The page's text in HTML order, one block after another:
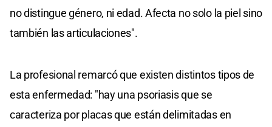
no distingue género, ni edad. Afecta no solo la piel sino
también las articulaciones".
La profesional remarcó que existen distintos tipos de
esta enfermedad: "hay una psoriasis que se
caracteriza por placas que están delimitadas en